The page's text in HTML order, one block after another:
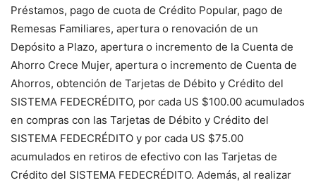
Préstamos, pago de cuota de Crédito Popular, pago de
Remesas Familiares, apertura o renovación de un
Depósito a Plazo, apertura o incremento de la Cuenta de
Ahorro Crece Mujer, apertura o incremento de Cuenta de
Ahorros, obtención de Tarjetas de Débito y Crédito del
SISTEMA FEDECRÉDITO, por cada US $100.00 acumulados
en compras con las Tarjetas de Débito y Crédito del
SISTEMA FEDECRÉDITO y por cada US $75.00
acumulados en retiros de efectivo con las Tarjetas de
Crédito del SISTEMA FEDECRÉDITO. Además, al realizar